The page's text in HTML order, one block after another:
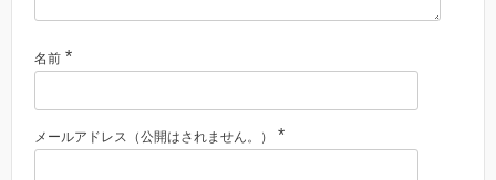
名前 *
メールアドレス（公開はされません。） *